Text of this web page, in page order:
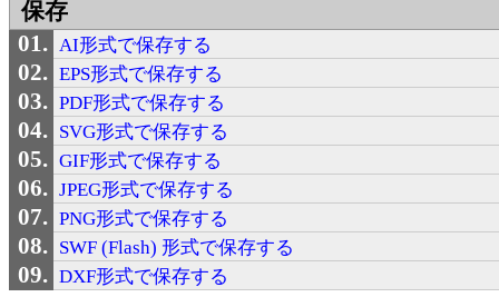
保存
AI形式で保存する
EPS形式で保存する
PDF形式で保存する
SVG形式で保存する
GIF形式で保存する
JPEG形式で保存する
PNG形式で保存する
SWF (Flash) 形式で保存する
DXF形式で保存する